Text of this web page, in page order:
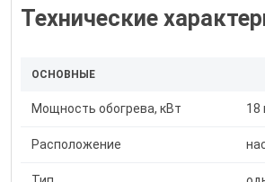
Технические
ОСНОВНЫЕ
Мощность обогрева, кВт 18
Расположение